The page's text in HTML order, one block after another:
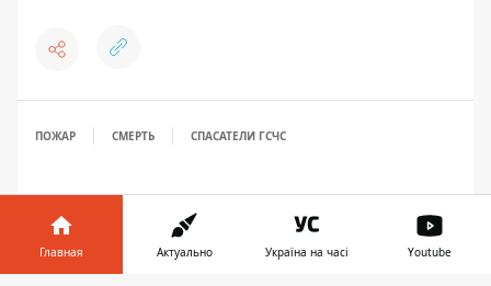
ПОЖАР СМЕРТЬ СПАСАТЕЛИ ГСЧС
Главная Актуально Україна на часі Youtube